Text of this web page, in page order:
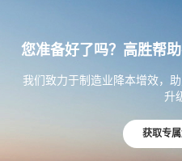
您准备好了吗？高胜帮
我们致力于制造业降本增效，
升
获取专